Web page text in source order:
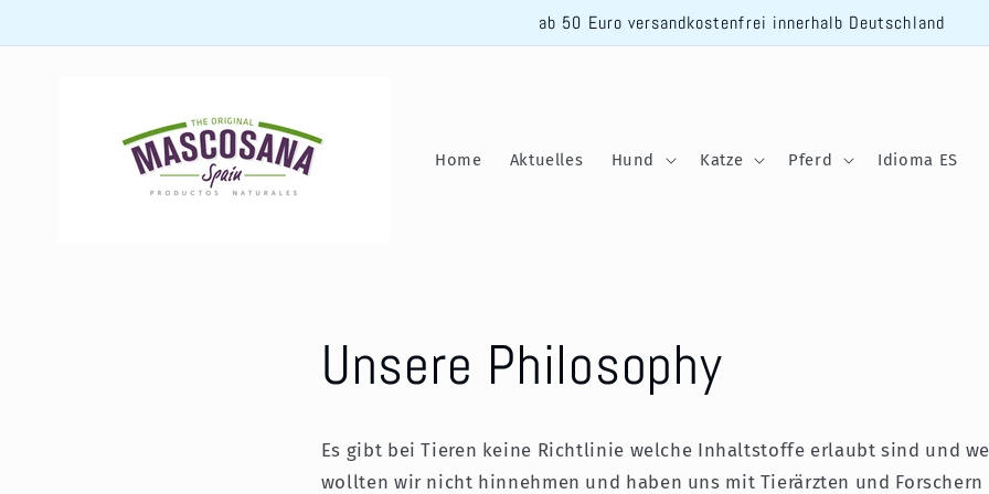
Inhalt
ab 50 Euro versandkostenfrei innerhalb Deutschland
Home Aktuelles Hund Katze Pferd Idioma ES
Unsere Philosophy
Es gibt bei Tieren keine Richtlinie welche Inhaltstoffe erlaubt sind und
wollten wir nicht hinnehmen und haben uns mit Tierärzten und Forschern